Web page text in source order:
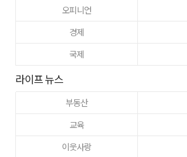
오피니언
경제
국제
라이프 뉴스
부동산
교육
이웃사랑